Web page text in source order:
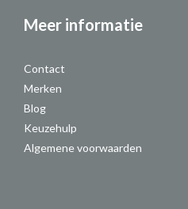
Meer informatie
Contact
Merken
Blog
Keuzehulp
Algemene voorwaarden